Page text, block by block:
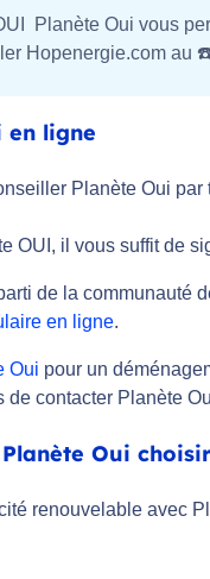
Planète Oui vous
Hopenergie.com au
en ligne
Planète Oui
OUI, il vous suffit de
de la communauté
en ligne.
Oui pour un
contacter Planète
Oui
renouvelable avec